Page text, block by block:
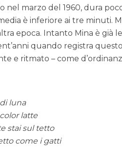
nel marzo del 1960, dura
è inferiore ai tre minuti.
epoca. Intanto Mina è già
quando registra
e ritmato – come
luna
latte
stai sul tetto
come i gatti